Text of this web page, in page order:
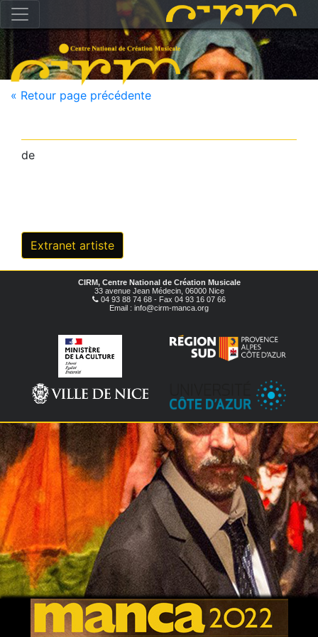
« Retour page précédente
de
Extranet artiste
CIRM, Centre National de Création Musicale
33 avenue Jean Médecin, 06000 Nice
04 93 88 74 68 - Fax 04 93 16 07 66
Email : info@cirm-manca.org